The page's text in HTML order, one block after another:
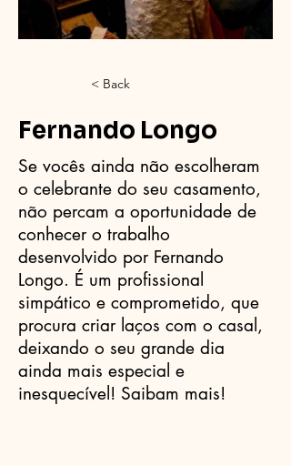
< Back
Fernando Longo
Se vocês ainda não escolheram
o celebrante do seu casamento,
não percam a oportunidade de
conhecer o trabalho
desenvolvido por Fernando
Longo. É um profissional
simpático e comprometido, que
procura criar laços com o casal,
deixando o seu grande dia
ainda mais especial e
inesquecível! Saibam mais!